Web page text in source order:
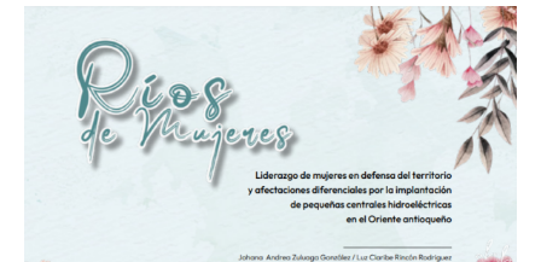
de
cargos
a
máximos
de
en
el
Oriente